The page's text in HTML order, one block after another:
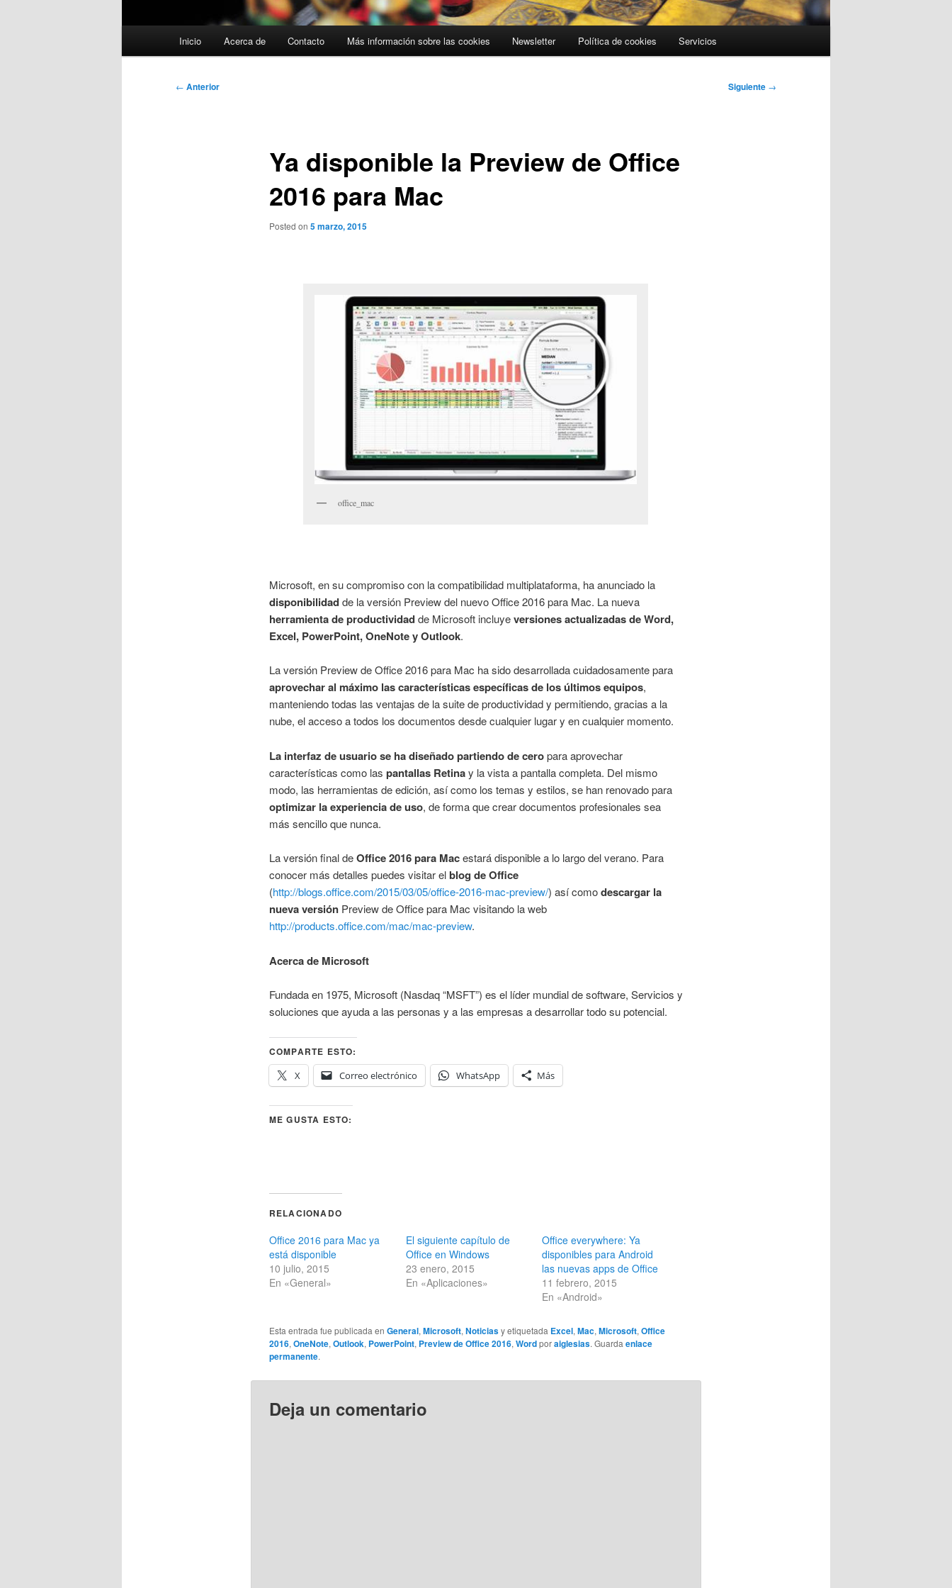
Inicio Acerca de Contacto Más información sobre las cookies Newsletter Política de cookies Servicios
Navegación
← Anterior Siguiente →
Ya disponible la Preview de Office
2016 para Mac
Posted on 5 marzo, 2015
office_mac
Microsoft, en su compromiso con la compatibilidad multiplataforma, ha anunciado la
disponibilidadde la versión Preview del nuevo Office 2016 para Mac. La nueva
herramienta de productividadde Microsoft incluyeversiones actualizadas de Word,
Excel, PowerPoint, OneNote y Outlook.
La versión Preview de Office 2016 para Mac ha sido desarrollada cuidadosamente para
aprovechar al máximo las características específicas de los últimos equipos,
manteniendo todas las ventajas de la suite de productividad y permitiendo, gracias a la
nube, el acceso a todos los documentos desde cualquier lugar y en cualquier momento.
La interfaz de usuario se ha diseñado partiendo de ceropara aprovechar
características como las pantallas Retinay la vista a pantalla completa. Del mismo
modo, las herramientas de edición, así como los temas y estilos, se han renovado para
optimizar la experiencia de uso, de forma que crear documentos profesionales sea
más sencillo que nunca.
La versión final deOffice 2016 para Macestará disponible a lo largo del verano. Para
conocer más detalles puedes visitar elblog de Office
(http://blogs.office.com/2015/03/05/office-2016-mac-preview/) así comodescargar la
nueva versiónPreview de Office para Mac visitando la web
http://products.office.com/mac/mac-preview.
Acerca de Microsoft
Fundada en 1975, Microsoft (Nasdaq “MSFT”) es el líder mundial de software, Servicios y
soluciones que ayuda a las personas y a las empresas a desarrollar todo su potencial.
COMPARTE ESTO:
X
Correo electrónico WhatsApp Más
ME GUSTA ESTO:
RELACIONADO
Office 2016 para Mac ya
está disponible
10 julio, 2015
En «General»
El siguiente capítulo de
Office en Windows
23 enero, 2015
En «Aplicaciones»
Office everywhere: Ya
disponibles para Android
las nuevas apps de Office
11 febrero, 2015
En «Android»
Esta entrada fue publicada en General, Microsoft, Noticiasy etiquetada Excel, Mac, Microsoft, Office
2016, OneNote, Outlook, PowerPoint, Preview de Office 2016, Wordporaiglesias. Guarda enlace
permanente.
Deja un comentario